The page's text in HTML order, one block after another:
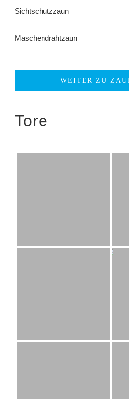
Sichtschutzzaun
Maschendrahtzaun
WEITER ZU
Tore